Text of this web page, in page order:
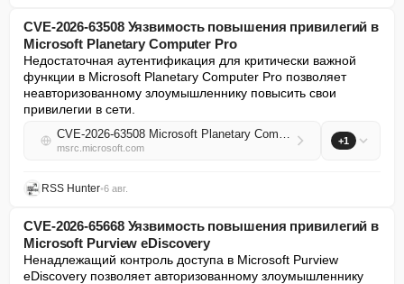
CVE-2026-63508 Уязвимость повышения привилегий в
Microsoft Planetary Computer Pro
Недостаточная аутентификация для критически важной
функции в Microsoft Planetary Computer Pro позволяет
неавторизованному злоумышленнику повысить свои
привилегии в сети.
CVE-2026-63508 Microsoft Planetary Computer Pro Elevation of Privilege Vulnerability
msrc.microsoft.com
+1
RSS Hunter•6 авг.
CVE-2026-65668 Уязвимость повышения привилегий в
Microsoft Purview eDiscovery
Ненадлежащий контроль доступа в Microsoft Purview
eDiscovery позволяет авторизованному злоумышленнику